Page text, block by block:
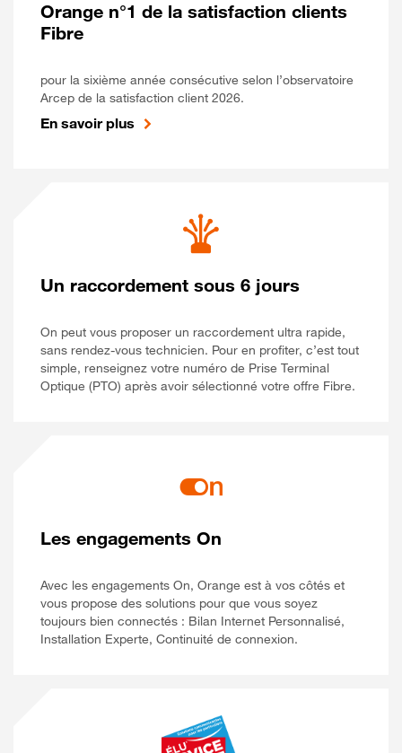
Orange n°1 de la satisfaction clients
Fibre
pour la sixième année consécutive selon l’observatoire
Arcep de la satisfaction client 2026.
En savoir plus
Un raccordement sous 6 jours
On peut vous proposer un raccordement ultra rapide,
sans rendez-vous technicien. Pour en profiter, c’est tout
simple, renseignez votre numéro de Prise Terminal
Optique (PTO) après avoir sélectionné votre offre Fibre.
Les engagements On
Avec les engagements On, Orange est à vos côtés et
vous propose des solutions pour que vous soyez
toujours bien connectés : Bilan Internet Personnalisé,
Installation Experte, Continuité de connexion.